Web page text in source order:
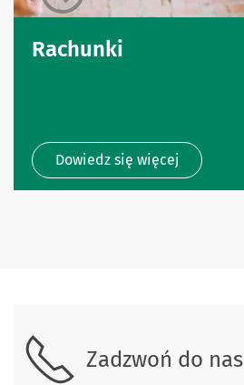
Rachunki
Dowiedz się więcej
Zadzwoń do nas